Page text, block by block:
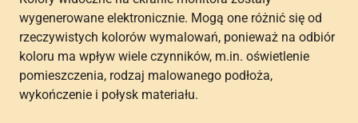
wygenerowane elektronicznie. Mogą one różnić się od
rzeczywistych kolorów wymalowań, ponieważ na odbiór
koloru ma wpływ wiele czynników, m.in. oświetlenie
pomieszczenia, rodzaj malowanego podłoża,
wykończenie i połysk materiału.